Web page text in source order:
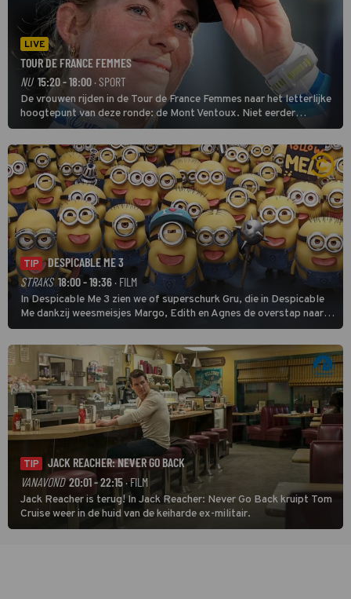
LIVE
TOUR DE FRANCE FEMMES
NU 15:20 - 18:00 · SPORT
De vrouwen rijden in de Tour de France Femmes naar het letterlijke
hoogtepunt van deze ronde: de Mont Ventoux. Niet eerder
finishten de vrouwen voor deze koers op deze kale col uit de
buitencategorie. De aanloop naar de slotklim is vlak.
TIP
DESPICABLE ME 3
STRAKS 18:00 - 19:36· FILM
In Despicable Me 3 zien we of superschurk Gru, die in Despicable
Me dankzij weesmeisjes Margo, Edith en Agnes de overstap naar
het rechte pad maakte, ook op dat pad weet te blijven.
TIP
JACK REACHER: NEVER GO BACK
VANAVOND 20:01 - 22:15· FILM
Jack Reacher is terug! In Jack Reacher: Never Go Back kruipt Tom
Cruise weer in de huid van de keiharde ex-militair.